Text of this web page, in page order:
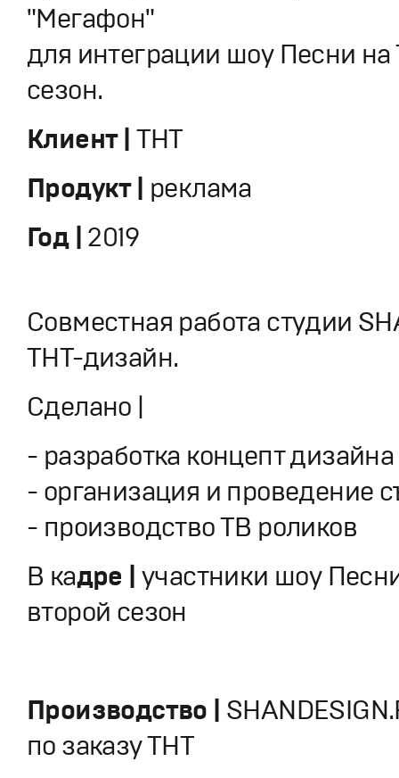
"Мегафон"
для интеграции шоу Песни на
сезон.
Клиент | ТНТ
Продукт | реклама
Год | 2019
Совместная работа студии
ТНТ-дизайн.
Сделано |
- разработка концепт дизайна
- организация и проведение
- производство ТВ роликов
В кадре | участники шоу
второй сезон
Производство |
по заказу ТНТ